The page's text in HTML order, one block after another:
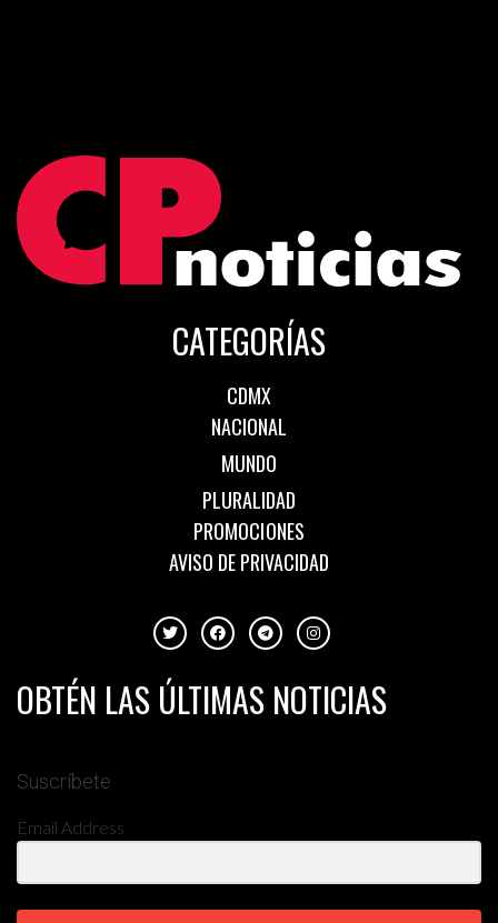
CATEGORÍAS
CDMX
NACIONAL
MUNDO
PLURALIDAD
PROMOCIONES
AVISO DE PRIVACIDAD
OBTÉN LAS ÚLTIMAS NOTICIAS
Suscríbete
Email Address